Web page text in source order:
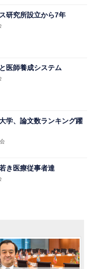
研究所設立から7年
医師養成システム
学、論文数ランキング躍
き医療従事者達